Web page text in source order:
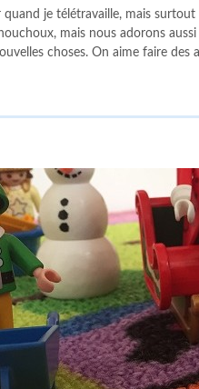
quand je télétravaille, mais
mais nous adorons
choses. On aime faire des